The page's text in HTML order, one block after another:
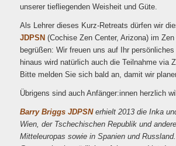
unserer tiefliegenden Weisheit und Güte.
Als Lehrer dieses Kurz-Retreats dürfen wir
JDPSN (Cochise Zen Center, Arizona) im
begrüßen: Wir freuen uns auf Ihr
hinaus wird natürlich auch die Teilnahme via
Bitte melden Sie sich bald an, damit wir
Übrigens sind auch Anfänger:innen herzlich
Barry Briggs JDPSNerhielt 2013 die Inka
Wien, der Tschechischen Republik und
Mitteleuropas sowie in Spanien und